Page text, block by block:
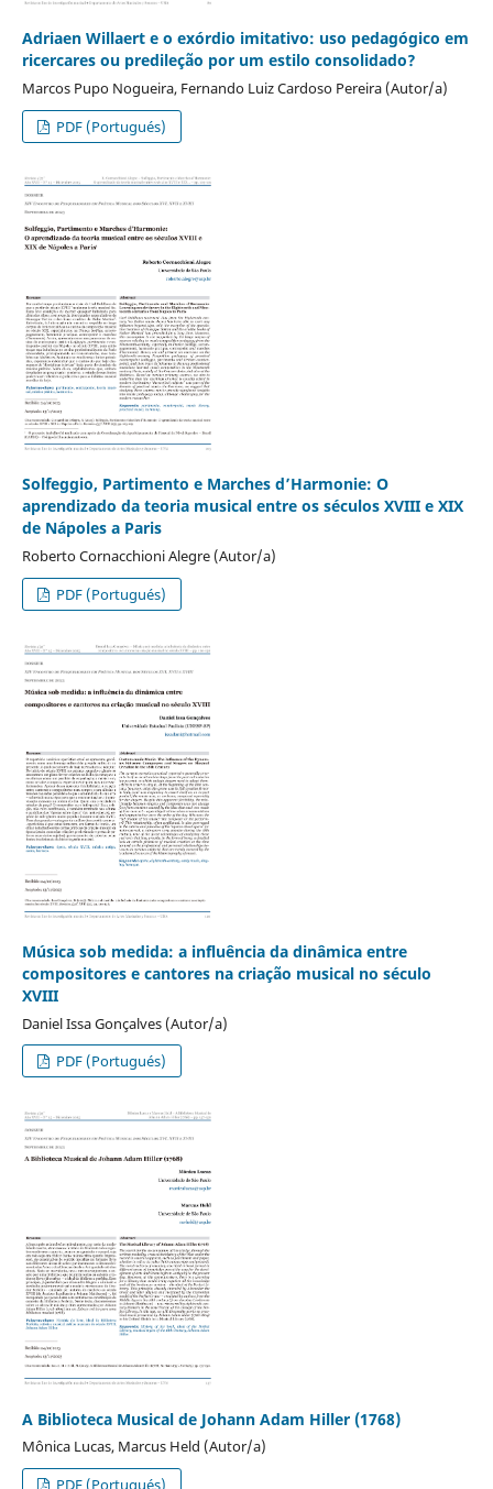
Adriaen Willaert e o exórdio imitativo: uso pedagógico em
ricercares ou predileção por um estilo consolidado?
Marcos Pupo Nogueira, Fernando Luiz Cardoso Pereira (Autor/a)
PDF (Portugués)
Solfeggio, Partimento e Marches d’Harmonie: O
aprendizado da teoria musical entre os séculos XVIII e XIX
de Nápoles a Paris
Roberto Cornacchioni Alegre (Autor/a)
PDF (Portugués)
Música sob medida: a influência da dinâmica entre
compositores e cantores na criação musical no século
XVIII
Daniel Issa Gonçalves (Autor/a)
PDF (Portugués)
A Biblioteca Musical de Johann Adam Hiller (1768)
Mônica Lucas, Marcus Held (Autor/a)